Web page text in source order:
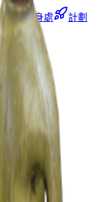
藏身處
計劃
技能樹